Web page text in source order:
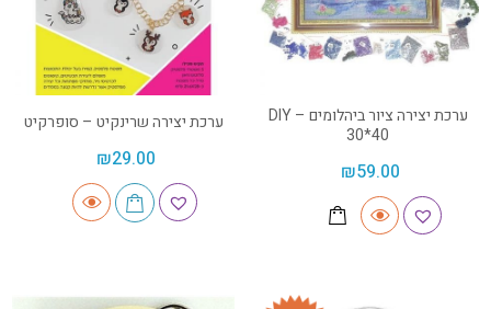
ערכת יצירה ציור ביהלומים DIY –
30*40
₪59.00
ערכת יצירה שרינקיט – סופרקיט
₪29.00